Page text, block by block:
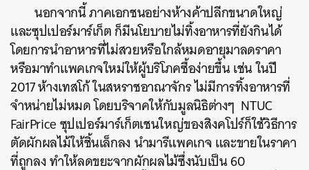
นอกจากนี้ ภาคเอกชนอย่างห้างค้าปลีกขนาดใหญ่
และซุปเปอร์มาร์เก็ต ก็มีนโยบายไม่ทิ้งอาหารที่ยังกินได้
โดยการนำอาหารที่ไม่สวยหรือใกล้หมดอายุมาลดราคา
หรือมาทำแพคเกจใหม่ให้ผู้บริโภคซื้อง่ายขึ้น เช่น ในปี
2017 ห้างเทสโก้ ในสหราชอาณาจักร ไม่มีการทิ้งอาหารที่
จำหน่ายไม่หมด โดยบริจาคให้กับมูลนิธิต่างๆ NTUC
FairPrice ซุปเปอร์มาร์เก็ตเชนใหญ่ของสิงคโปร์ก็ใช้วิธีการ
ตัดผักผลไม้ให้ชิ้นเล็กลง นำมารีแพคเกจ และขายในราคา
ที่ถูกลง ทำให้ลดขยะจากผักผลไม้ซึ่งนับเป็น 60